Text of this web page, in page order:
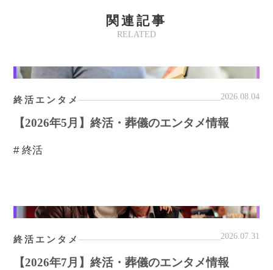
RELATED
関連記事
終活エンタメ 2026.08.04
【2026年5月】終活・葬儀のエンタメ情報
# 終活
終活エンタメ 2026.07.31
【2026年7月】終活・葬儀のエンタメ情報